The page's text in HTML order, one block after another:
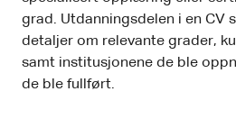
grad. Utdanningsdelen i en CV
detaljer om relevante grader,
samt institusjonene de ble
de ble fullført.